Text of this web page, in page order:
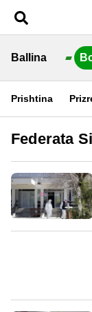
Ballina
Prishtina
Federata